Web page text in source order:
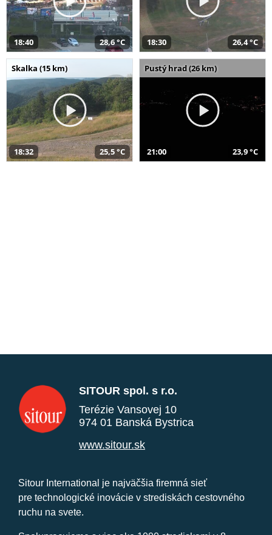
18:40 28,6 °C 18:30 26,4 °C
Skalka (15 km)
18:32 25,5 °C
Pustý hrad (26 km)
21:00 23,9 °C
SITOUR spol. s r.o.
Terézie Vansovej 10
974 01 Banská Bystrica
www.sitour.sk
Sitour International je najväčšia firemná sieť
pre technologické inovácie v strediskách cestovného
ruchu na svete.